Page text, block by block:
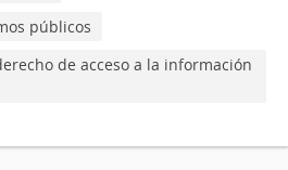
públicos
de acceso a la información